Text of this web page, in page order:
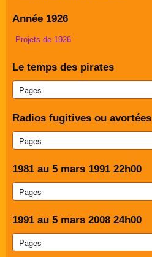
Année 1926
Projets de 1926
Le temps des pirates
Radios fugitives ou avortées
1981 au 5 mars 1991 22h00
1991 au 5 mars 2008 24h00